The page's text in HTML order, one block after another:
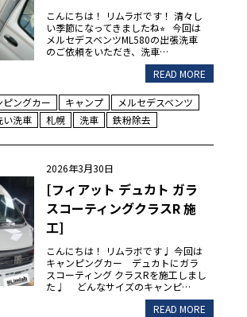
こんにちは！ リムラボです！ 清々し
い季節になってきましたね⭐︎ 今回は
メルセデスベンツML580の出張洗車
のご依頼をいただき、洗車…
READ MORE
ピングカー キャンプ
メルセデスベンツ
い洗車 札幌 洗車 鉄粉除去
2026年3月30日
[フィアット デュカト ガラ
スコーティングクラスR 施
工]
こんにちは！ リムラボです♩ 今回は
キャンピングカー デュカトにガラ
スコーティング クラスRを施工しまし
た♩ どんなサイズのキャンピ…
READ MORE